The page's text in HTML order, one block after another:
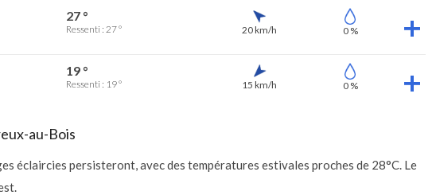
27 °
Ressenti : 27 ° 20 km/h 0 %
19 °
Ressenti : 19 ° 15 km/h 0 %
au-Bois
éclaircies persisteront, avec des températures estivales proches de 28°C. Le